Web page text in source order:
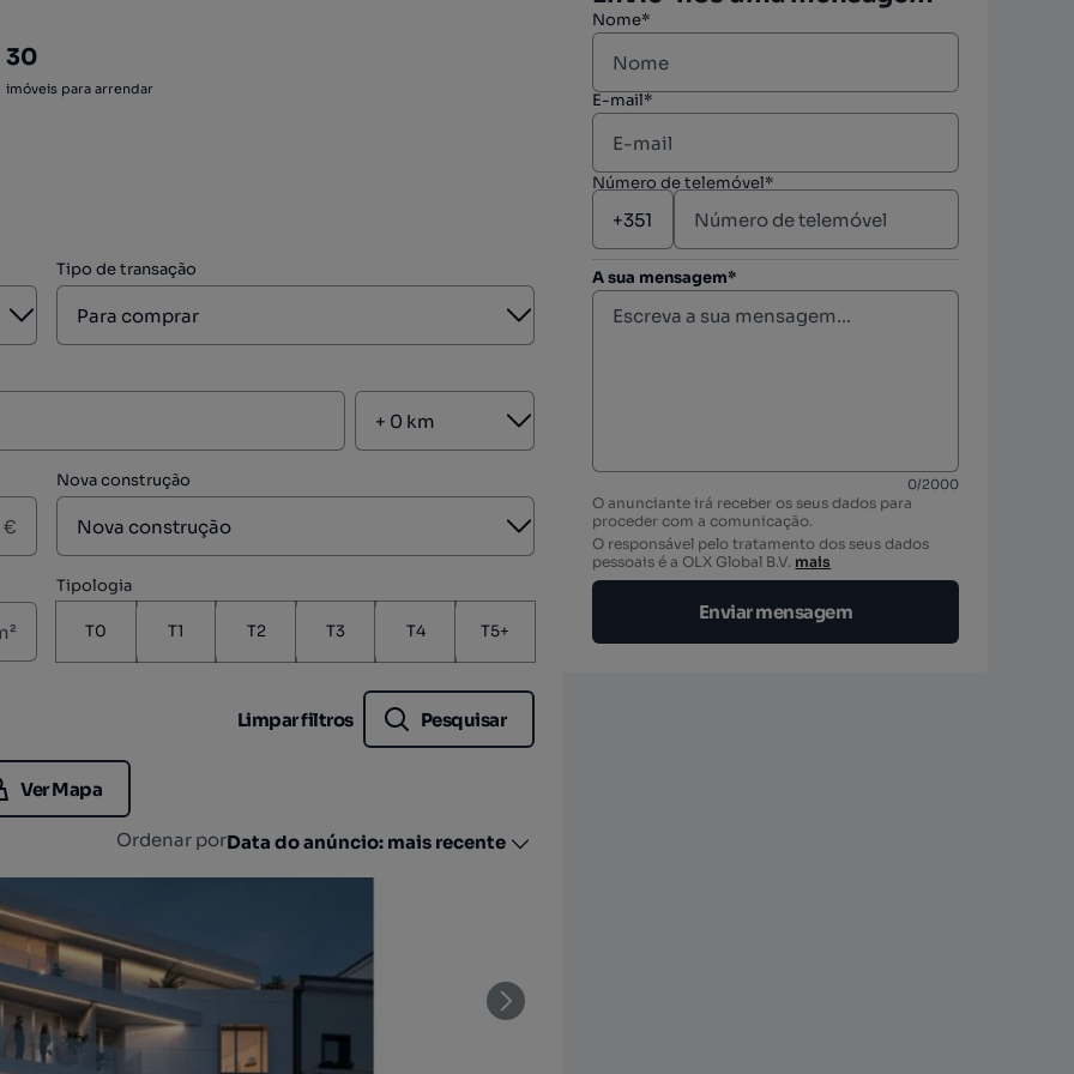
30
imóveis para arrendar
Aberto
Tipo de transação
Aberto
Aberto
Nova construção
Aberto
€
Tipologia
T0 T1 T2 T3 T4 T5+
Limpar filtros Pesquisar
Ver Mapa
Ordenar porData do anúncio: mais recente
Nome*
E-mail*
Número de telemóvel*
A sua mensagem*
0/2000
O anunciante irá receber os seus dados para
proceder com a comunicação.
O responsável pelo tratamento dos seus dados
pessoais é a OLX Global B.V. mais
Enviar mensagem